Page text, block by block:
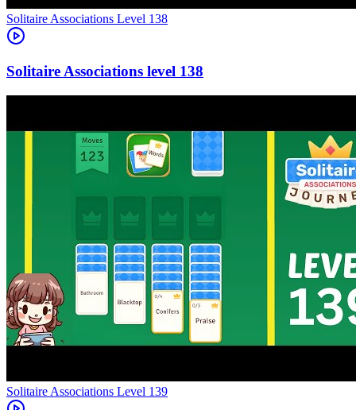
Level 138
138
Level 139